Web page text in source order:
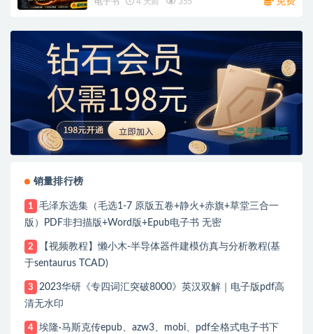
销量排行榜
1
毛泽东选集（毛选1-7 原版五卷+静火+赤旗+草堂三合一
版）PDF非扫描版+Word版+Epub电子书 无密
2
【视频教程】懒小木-半导体器件建模仿真与分析教程(基
于sentaurus TCAD)
3
2023华研《专四词汇突破8000》英汉双解｜电子版pdf高
清无水印
4
埃隆·马斯克传epub、azw3、mobi、pdf全格式电子书下